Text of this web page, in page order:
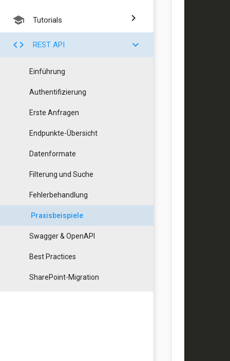
school Tutorials chevron_right
code REST API chevron_right
Einführung
Authentifizierung
Erste Anfragen
Endpunkte-Übersicht
Datenformate
Filterung und Suche
Fehlerbehandlung
Praxisbeispiele
Swagger & OpenAPI
Best Practices
SharePoint-Migration